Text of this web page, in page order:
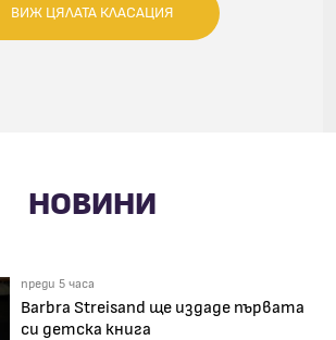
ВИЖ ЦЯЛАТА КЛАСАЦИЯ
НОВИНИ
преди 5 часа
Barbra Streisand ще издаде първата
си детска книга